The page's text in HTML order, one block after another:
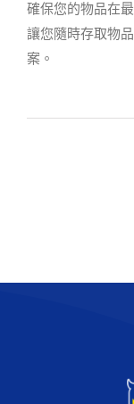
確保您的物品在
讓您隨時存取物
案。